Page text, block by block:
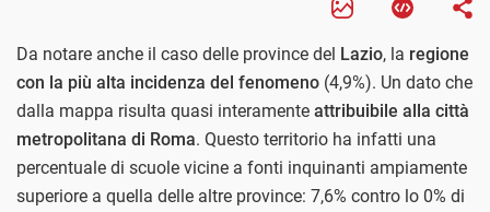
Da notare anche il caso delle province del Lazio, la regione
con la più alta incidenza del fenomeno (4,9%). Un dato che
dalla mappa risulta quasi interamente attribuibile alla città
metropolitana di Roma. Questo territorio ha infatti una
percentuale di scuole vicine a fonti inquinanti ampiamente
superiore a quella delle altre province: 7,6% contro lo 0% di